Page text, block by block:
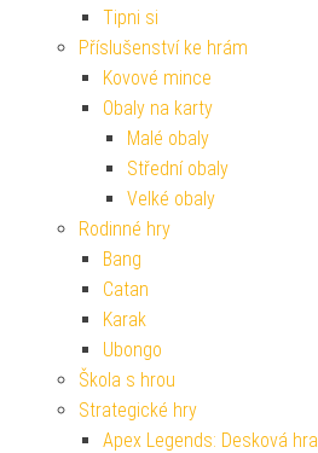
Tipni si
Příslušenství ke hrám
Kovové mince
Obaly na karty
Malé obaly
Střední obaly
Velké obaly
Rodinné hry
Bang
Catan
Karak
Ubongo
Škola s hrou
Strategické hry
Apex Legends: Desková hra